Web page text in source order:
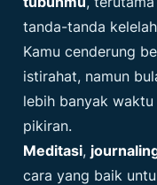
tanda-tanda
Kamu cenderung
istirahat, namun
lebih banyak
pikiran.
Meditasi,
cara yang baik